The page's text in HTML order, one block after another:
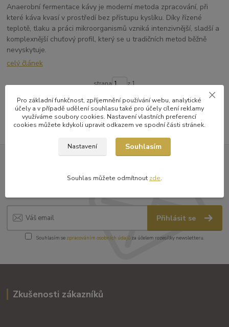
Anaerobní fermentace kávy je moderní metoda zpracování, při
které káva kvasí v prostředí bez přístupu kyslíku. Díky řízené
teplotě, tlaku a práci mikroorganismů vzniká intenzivnější, sladší a
komplexnější chuťový profil, který se u tradičních metod běžně
nevyskytuje.
celý článek
strana z 1
a zajímavosti
Přihlásit se
Souhlasím se zpracováním osobních údajůza účelem rozesílky newsletteru.
Zkušenosti zákazníků
Pro základní funkčnost, zpříjemnění používání webu, analytické
účely a v případě udělení souhlasu také pro účely cílení reklamy
využíváme soubory cookies. Nastavení vlastních preferencí
cookies můžete kdykoli upravit odkazem ve spodní části stránek.
Nastavení Souhlasím
Souhlas můžete odmítnout zde.